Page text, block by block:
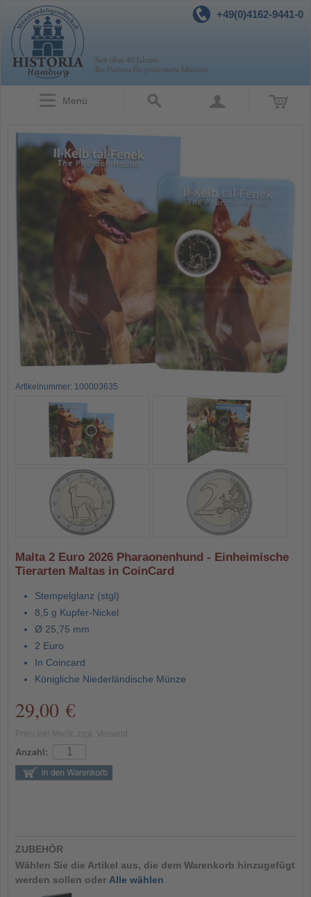
+49(0)4162-9441-0
Menü
Artikelnummer: 100003635
Malta 2 Euro 2026 Pharaonenhund - Einheimische
Tierarten Maltas in CoinCard
Stempelglanz (stgl)
8,5 g Kupfer-Nickel
Ø 25,75 mm
2 Euro
In Coincard
Königliche Niederländische Münze
29,00 €
Anzahl:
ZUBEHÖR
Wählen Sie die Artikel aus, die dem Warenkorb hinzugefügt
werden sollen oder Alle wählen